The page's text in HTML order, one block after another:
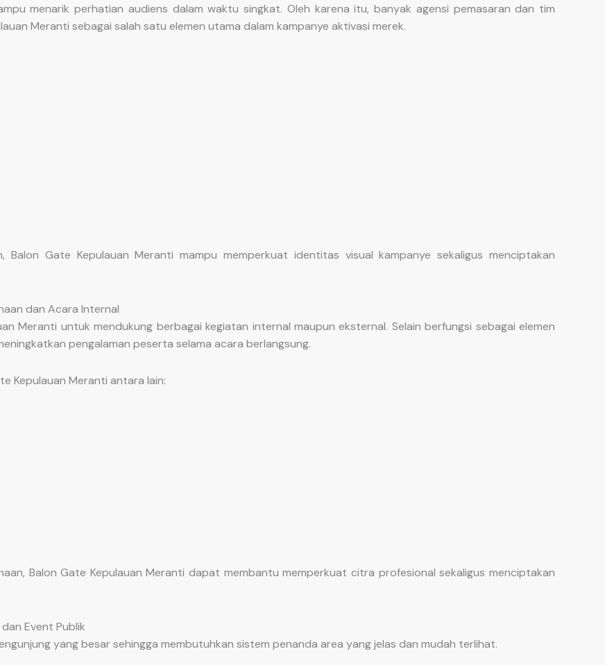
menarik perhatian audiens dalam waktu singkat. Oleh karena itu, banyak agensi pemasaran dan tim
Meranti sebagai salah satu elemen utama dalam kampanye aktivasi merek.
Gate Kepulauan Meranti mampu memperkuat identitas visual kampanye sekaligus menciptakan
dan Acara Internal
Meranti untuk mendukung berbagai kegiatan internal maupun eksternal. Selain berfungsi sebagai elemen
pengalaman peserta selama acara berlangsung.
Kepulauan Meranti antara lain:
Balon Gate Kepulauan Meranti dapat membantu memperkuat citra profesional sekaligus menciptakan
Event Publik
yang besar sehingga membutuhkan sistem penanda area yang jelas dan mudah terlihat.